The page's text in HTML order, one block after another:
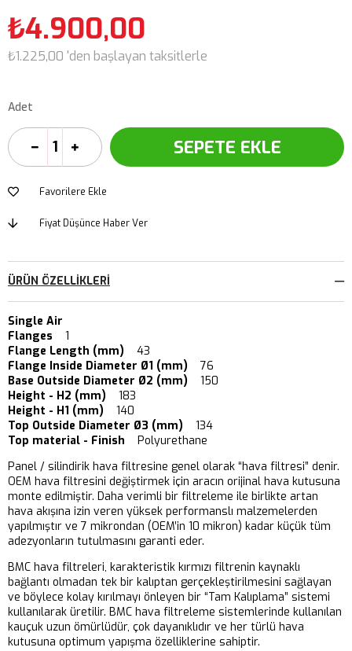
₺4.900,00
₺1.225,00 'den başlayan taksitlerle
Adet
Favorilere Ekle
Fiyat Düşünce Haber Ver
ÜRÜN ÖZELLIKLERI
Single Air
Flanges 1
Flange Length (mm) 43
Flange Inside Diameter Ø1 (mm) 76
Base Outside Diameter Ø2 (mm)
150
Height - H2 (mm) 183
Height - H1 (mm) 140
Top Outside Diameter Ø3 (mm) 134
Top material - Finish Polyurethane
Panel / silindirik hava filtresine genel olarak “hava filtresi” denir.
OEM hava filtresini değiştirmek için aracın orijinal hava kutusuna
monte edilmiştir. Daha verimli bir filtreleme ile birlikte artan
hava akışına izin veren yüksek performanslı malzemelerden
yapılmıştır ve 7 mikrondan (OEM’in 10 mikron) kadar küçük tüm
adezyonların tutulmasını garanti eder.
BMC hava filtreleri, karakteristik kırmızı filtrenin kaynaklı
bağlantı olmadan tek bir kalıptan gerçekleştirilmesini sağlayan
ve böylece kolay kırılmayı önleyen bir “Tam Kalıplama” sistemi
kullanılarak üretilir. BMC hava filtreleme sistemlerinde kullanılan
kauçuk uzun ömürlüdür, çok dayanıklıdır ve her türlü hava
kutusuna optimum yapışma özelliklerine sahiptir.